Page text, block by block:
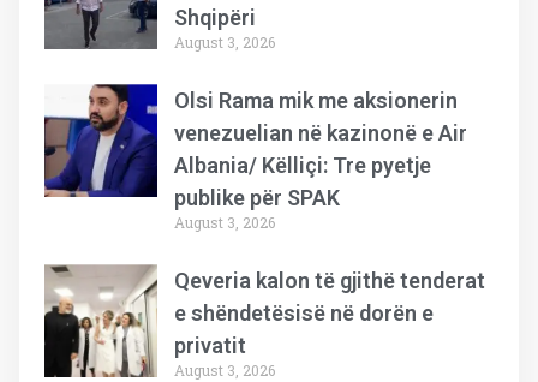
Shqipëri
August 3, 2026
Olsi Rama mik me aksionerin
venezuelian në kazinonë e Air
Albania/ Këlliçi: Tre pyetje
publike për SPAK
August 3, 2026
Qeveria kalon të gjithë tenderat
e shëndetësisë në dorën e
privatit
August 3, 2026